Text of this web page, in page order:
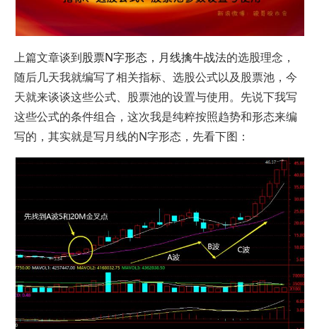
上篇文章谈到股票N字形态，月线擒牛战法的选股理念，
随后几天我就编写了相关指标、选股公式以及股票池，今
天就来谈谈这些公式、股票池的设置与使用。先说下我写
这些公式的条件组合，这次我是纯粹按照趋势和形态来编
写的，其实就是写月线的N字形态，先看下图：